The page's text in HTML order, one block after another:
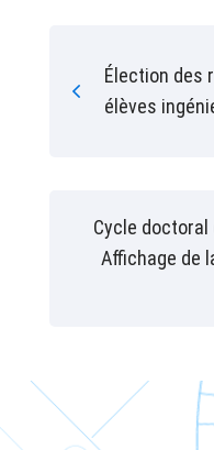
Élection des
élèves
Cycle doctoral
Affichage de